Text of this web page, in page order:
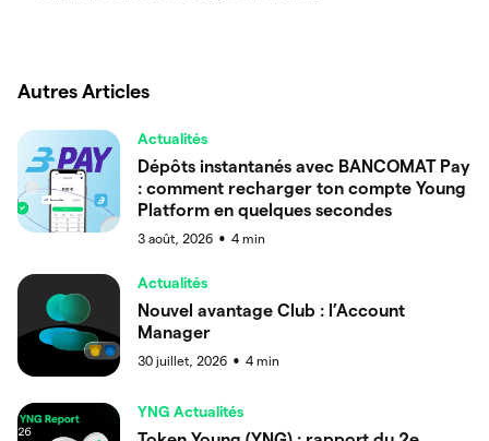
Autres Articles
Actualités
Dépôts instantanés avec BANCOMAT Pay
: comment recharger ton compte Young
Platform en quelques secondes
3 août, 2026 ● 4 min
Actualités
Nouvel avantage Club : l’Account
Manager
30 juillet, 2026 ● 4 min
YNG Actualités